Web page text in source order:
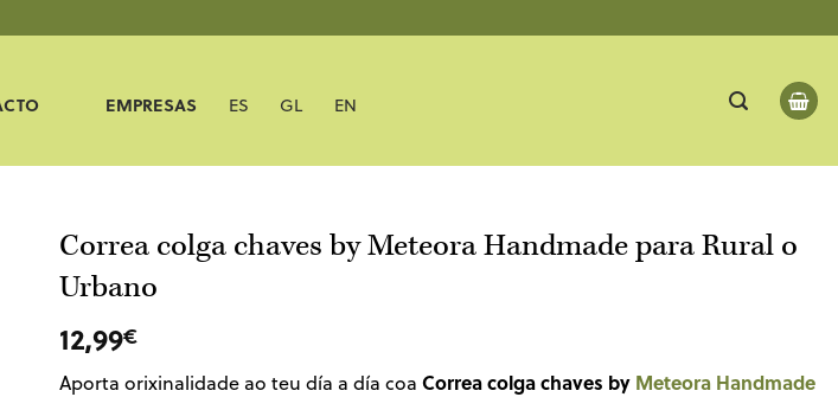
EMPRESAS ES GL EN
Correa colga chaves by Meteora Handmade para Rural o
Urbano
12,99€
Aporta orixinalidade ao teu día a día coa Correa colga chaves by Meteora Handmade